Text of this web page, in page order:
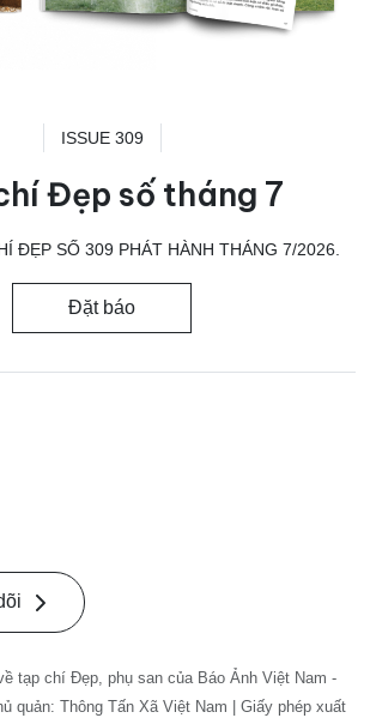
ISSUE 309
Đẹp số tháng 7
ĐẸP SỐ 309 PHÁT HÀNH THÁNG 7/2026.
Đặt báo
tạp chí Đẹp, phụ san của Báo Ảnh Việt Nam -
quản: Thông Tấn Xã Việt Nam | Giấy phép xuất